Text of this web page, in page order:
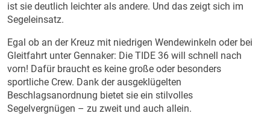
ist sie deutlich leichter als andere. Und das zeigt sich im
Segeleinsatz.
Egal ob an der Kreuz mit niedrigen Wendewinkeln oder bei
Gleitfahrt unter Gennaker: Die TIDE 36 will schnell nach
vorn! Dafür braucht es keine große oder besonders
sportliche Crew. Dank der ausgeklügelten
Beschlagsanordnung bietet sie ein stilvolles
Segelvergnügen – zu zweit und auch allein.